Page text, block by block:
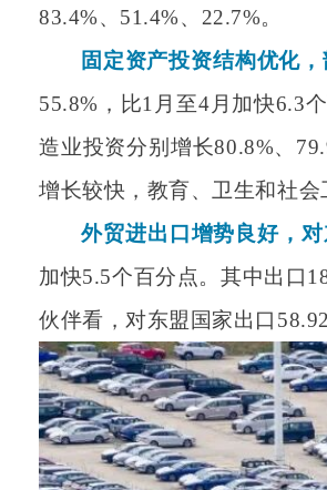
83.4%、51.4%、22.7%。
固定资产投资结构优化
55.8%，比1月至4月加快6.3
造业投资分别增长80.8%、
增长较快，教育、卫生和社
外贸进出口增势良好，
加快5.5个百分点。其中出口
伙伴看，对东盟国家出口